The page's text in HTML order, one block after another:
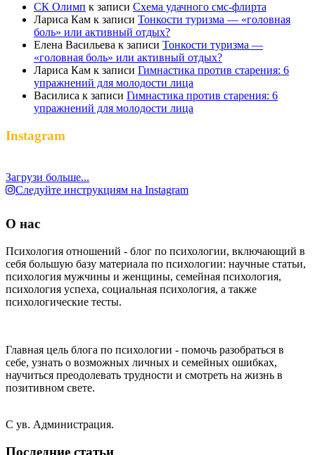
СК Олимп к записи Схема удачного смс-флирта
Лариса Кам к записи Тонкости туризма — «головная
боль» или активный отдых?
Елена Васильева к записи Тонкости туризма —
«головная боль» или активный отдых?
Лариса Кам к записи Гимнастика против старения: 6
упражнений для молодости лица
Василиса к записи Гимнастика против старения: 6
упражнений для молодости лица
Instagram
Загрузи больше...
Следуйте инструкциям на Instagram
О нас
Психология отношений - блог по психологии, включающий в
себя большую базу материала по психологии: научные статьи,
психология мужчины и женщины, семейная психология,
психология успеха, социальная психология, а также
психологические тесты.
Главная цель блога по психологии - помочь разобраться в
себе, узнать о возможных личных и семейных ошибках,
научиться преодолевать трудности и смотреть на жизнь в
позитивном свете.
С ув. Администрация.
Последние статьи